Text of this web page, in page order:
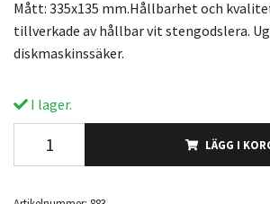
Mått: 335x135 mm.Hållbarhet och
tillverkade av hållbar vit stengodslera.
diskmaskinssäker.
I lager.
LÄGG I